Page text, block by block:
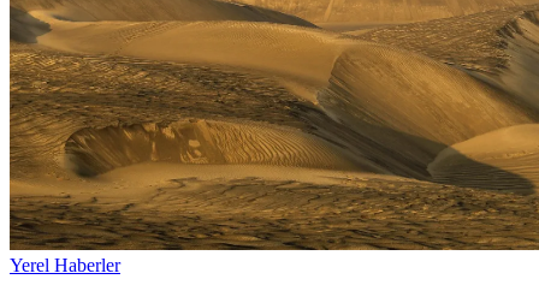
Yerel Haberler